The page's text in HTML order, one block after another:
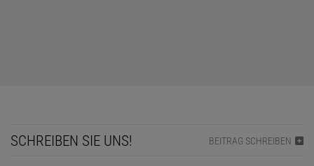
SCHREIBEN SIE UNS! BEITRAG SCHREIBEN